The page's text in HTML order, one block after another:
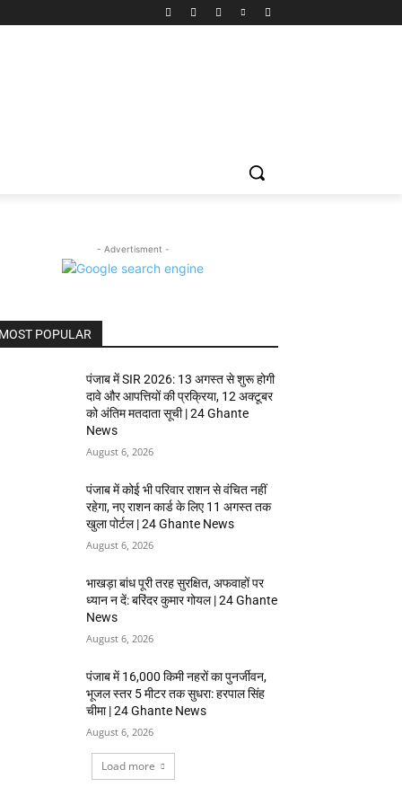
- Advertisment -
MOST POPULAR
पंजाब में SIR 2026: 13 अगस्त से शुरू होगी
दावे और आपत्तियों की प्रक्रिया, 12 अक्टूबर
को अंतिम मतदाता सूची | 24 Ghante
News
August 6, 2026
पंजाब में कोई भी परिवार राशन से वंचित नहीं
रहेगा, नए राशन कार्ड के लिए 11 अगस्त तक
खुला पोर्टल | 24 Ghante News
August 6, 2026
भाखड़ा बांध पूरी तरह सुरक्षित, अफवाहों पर
ध्यान न दें: बरिंदर कुमार गोयल | 24 Ghante
News
August 6, 2026
पंजाब में 16,000 किमी नहरों का पुनर्जीवन,
भूजल स्तर 5 मीटर तक सुधरा: हरपाल सिंह
चीमा | 24 Ghante News
August 6, 2026
Load more